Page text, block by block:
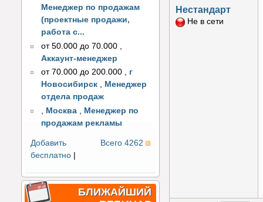
Менеджер по продажам
(проектные продажи,
работа с...
от 50.000 до 70.000
Аккаунт-менеджер
от 70.000 до 200.000 , г
Новосибирск , Менеджер
отдела продаж
, Москва , Менеджер по
продажам рекламы
Всего 4262
Добавить
бесплатно
БЛИЖАЙШИЙ
Нестандарт
Не в сети